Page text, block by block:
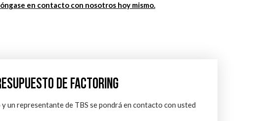
en contacto con nosotros hoy mismo.
DE FACTORING
un representante de TBS se pondrá en contacto con usted